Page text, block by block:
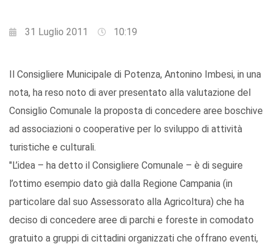
31 Luglio 2011 10:19
Il Consigliere Municipale di Potenza, Antonino Imbesi, in una
nota, ha reso noto di aver presentato alla valutazione del
Consiglio Comunale la proposta di concedere aree boschive
ad associazioni o cooperative per lo sviluppo di attività
turistiche e culturali.
"L’idea – ha detto il Consigliere Comunale – è di seguire
l’ottimo esempio dato già dalla Regione Campania (in
particolare dal suo Assessorato alla Agricoltura) che ha
deciso di concedere aree di parchi e foreste in comodato
gratuito a gruppi di cittadini organizzati che offrano eventi,